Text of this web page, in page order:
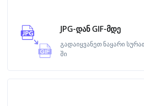
JPG-დან GIF-მდე
გადაიყვანეთ ნაყარი
ში